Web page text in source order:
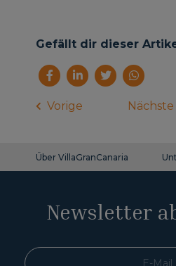
Gefällt dir dieser
Vorige Nächste
Über VillaGranCanaria
Newsletter